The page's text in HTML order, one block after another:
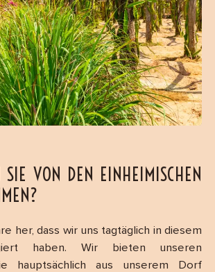
SIE VON DEN EINHEIMISCHEN
her, dass wir uns tagtäglich in diesem
haben. Wir bieten unseren
hauptsächlich aus unserem Dorf